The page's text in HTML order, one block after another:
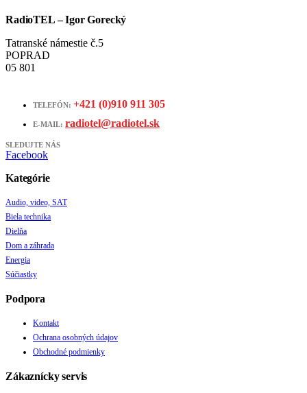
RadioTEL – Igor Gorecký
Tatranské námestie č.5
POPRAD
05 801
TELEFÓN: +421 (0)910 911 305
E-MAIL: radiotel@radiotel.sk
SLEDUJTE NÁS
Facebook
Kategórie
Audio, video, SAT
Biela technika
Dielňa
Dom a záhrada
Energia
Súčiastky
Podpora
Kontakt
Ochrana osobných údajov
Obchodné podmienky
Zákaznícky servis